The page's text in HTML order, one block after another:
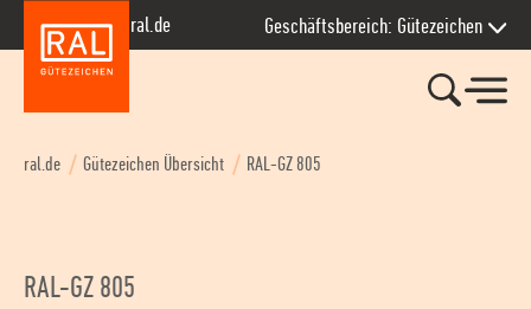
Zur Hauptnavigation springen
Zum Seiteninhalt springen
Zum Kontakt springen
Zum Footer springen
ral.de Geschäftsbereich: Gütezeichen
ral.de Gütezeichen Übersicht RAL-GZ 805
RAL-GZ 805